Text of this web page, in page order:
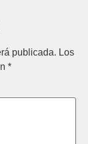
publicada. Los
*